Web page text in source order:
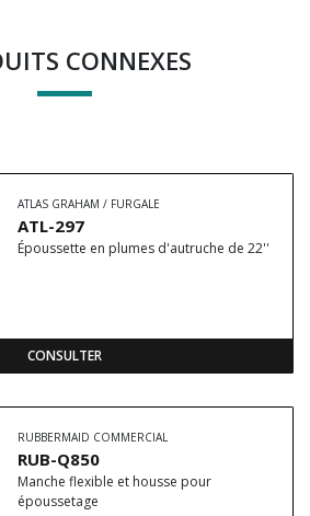
CONNEXES
ATLAS GRAHAM / FURGALE
ATL-297
Époussette en plumes d'autruche de 22''
CONSULTER
RUBBERMAID COMMERCIAL
RUB-Q850
Manche flexible et housse pour
époussetage